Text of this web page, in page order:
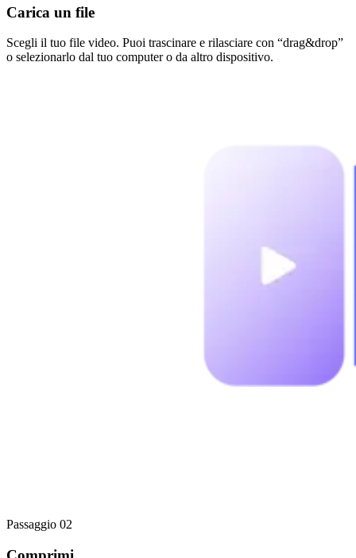
Carica un file
Scegli il tuo file video. Puoi trascinare e rilasciare con “drag&drop”
o selezionarlo dal tuo computer o da altro dispositivo.
Passaggio 02